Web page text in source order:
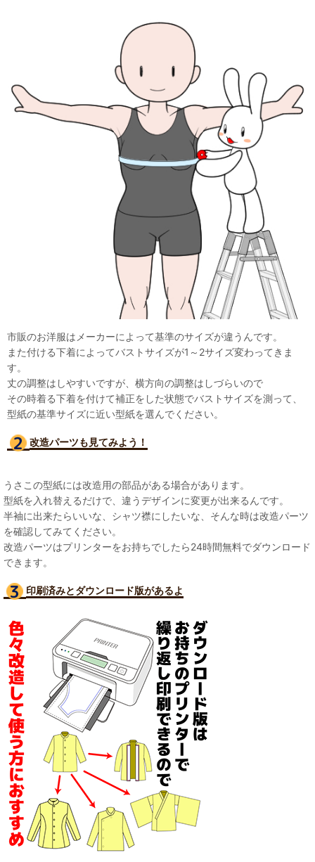
市販のお洋服はメーカーによって基準のサイズが違うんです。
また付ける下着によってバストサイズが1～2サイズ変わってきま
す。
丈の調整はしやすいですが、横方向の調整はしづらいので
その時着る下着を付けて補正をした状態でバストサイズを測って、
型紙の基準サイズに近い型紙を選んでください。
改造パーツも見てみよう！
うさこの型紙には改造用の部品がある場合があります。
型紙を入れ替えるだけで、違うデザインに変更が出来るんです。
半袖に出来たらいいな、シャツ襟にしたいな、そんな時は改造パーツ
を確認してみてください。
改造パーツはプリンターをお持ちでしたら24時間無料でダウンロード
できます。
印刷済みとダウンロード版があるよ